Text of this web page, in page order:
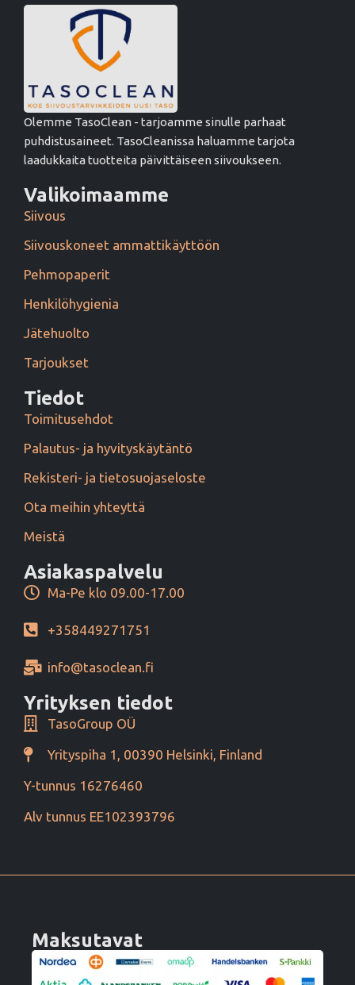
Olemme TasoClean - tarjoamme sinulle parhaat
puhdistusaineet. TasoCleanissa haluamme tarjota
laadukkaita tuotteita päivittäiseen siivoukseen.
Valikoimaamme
Siivous
Siivouskoneet ammattikäyttöön
Pehmopaperit
Henkilöhygienia
Jätehuolto
Tarjoukset
Tiedot
Toimitusehdot
Palautus- ja hyvityskäytäntö
Rekisteri- ja tietosuojaseloste
Ota meihin yhteyttä
Meistä
Asiakaspalvelu
Ma-Pe klo 09.00-17.00
+358449271751
info@tasoclean.fi
Yrityksen tiedot
TasoGroup OÜ
Yrityspiha 1, 00390 Helsinki, Finland
Y-tunnus 16276460
Alv tunnus EE102393796
Maksutavat